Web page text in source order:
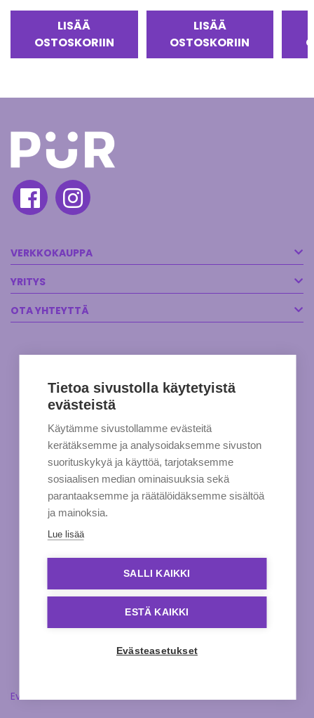
LISÄÄ
OSTOSKORIIN
LISÄÄ
OSTOSKORIIN
VERKKOKAUPPA
YRITYS
OTA YHTEYTTÄ
Evästeasetukset
Tietoa sivustolla käytetyistä
evästeistä
Käytämme sivustollamme evästeitä
kerätäksemme ja analysoidaksemme sivuston
suorituskykyä ja käyttöä, tarjotaksemme
sosiaalisen median ominaisuuksia sekä
parantaaksemme ja räätälöidäksemme sisältöä
ja mainoksia.
Lue lisää
SALLI KAIKKI
ESTÄ KAIKKI
Evästeasetukset